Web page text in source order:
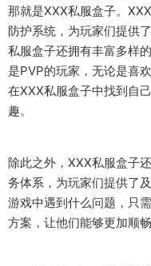
那就是XXX私服盒子。
防护系统，为玩家们提供
私服盒子还拥有丰富多样
是PVP的玩家，无论是喜
在XXX私服盒子中找到自
趣。
除此之外，XXX私服盒子
务体系，为玩家们提供了
游戏中遇到什么问题，只
方案，让他们能够更加顺